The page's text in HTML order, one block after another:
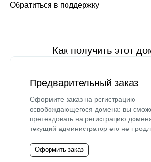
Обратиться в поддержку
Как получить этот
Предварительный заказ
Оформите заказ на регистрацию
освобождающегося домена: вы
претендовать на регистрацию
текущий администратор его не
Оформить заказ